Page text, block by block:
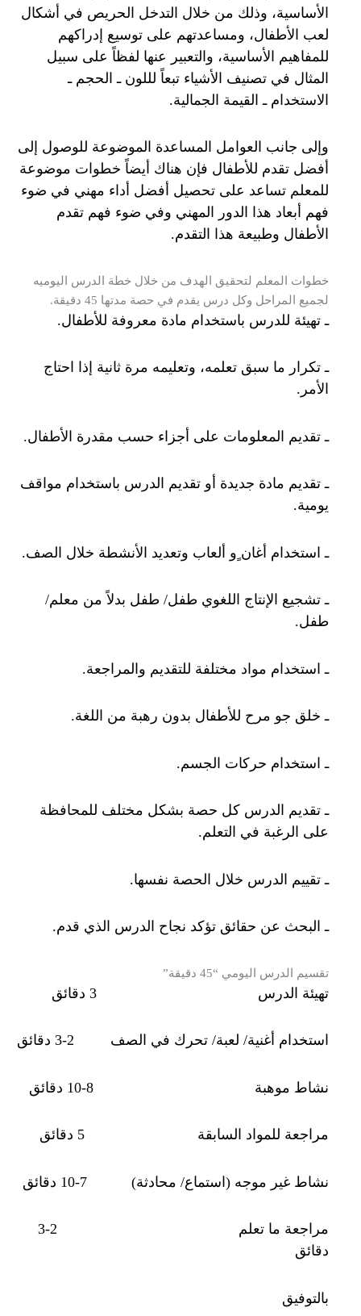
الأساسية، وذلك من خلال التدخل الحريص في أشكال
لعب الأطفال، ومساعدتهم على توسيع إدراكهم
للمفاهيم الأساسية، والتعبير عنها لفظاً على سبيل
المثال في تصنيف الأشياء تبعاً لللون ـ الحجم ـ
الاستخدام ـ القيمة الجمالية.
وإلى جانب العوامل المساعدة الموضوعة للوصول إلى
أفضل تقدم للأطفال فإن هناك أيضاً خطوات موضوعة
للمعلم تساعد على تحصيل أفضل أداء مهني في ضوء
فهم أبعاد هذا الدور المهني وفي ضوء فهم تقدم
الأطفال وطبيعة هذا التقدم.
خطوات المعلم لتحقيق الهدف من خلال خطة الدرس اليوميه
لجميع المراحل وكل درس يقدم في حصة مدتها 45 دقيقة.
ـ تهيئة للدرس باستخدام مادة معروفة للأطفال.
ـ تكرار ما سبق تعلمه، وتعليمه مرة ثانية إذا احتاج
الأمر.
ـ تقديم المعلومات على أجزاء حسب مقدرة الأطفال.
ـ تقديم مادة جديدة أو تقديم الدرس باستخدام مواقف
يومية.
ـ استخدام أغان ٍو ألعاب وتعديد الأنشطة خلال الصف.
ـ تشجيع الإنتاج اللغوي طفل/ طفل بدلاً من معلم/
طفل.
ـ استخدام مواد مختلفة للتقديم والمراجعة.
ـ خلق جو مرح للأطفال بدون رهبة من اللغة.
ـ استخدام حركات الجسم.
ـ تقديم الدرس كل حصة بشكل مختلف للمحافظة
على الرغبة في التعلم.
ـ تقييم الدرس خلال الحصة نفسها.
ـ البحث عن حقائق تؤكد نجاح الدرس الذي قدم.
تقسيم الدرس اليومي “45 دقيقة”
تهيئة الدرس 3 دقائق
استخدام أغنية/ لعبة/ تحرك في الصف 2-3 دقائق
نشاط موهبة 8-10 دقائق
مراجعة للمواد السابقة 5 دقائق
نشاط غير موجه (استماع/ محادثة) 7-10 دقائق
مراجعة ما تعلم 2-3
دقائق
بالتوفيق